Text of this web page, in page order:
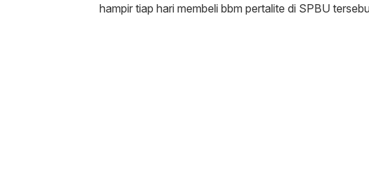
hampir tiap hari membeli bbm pertalite di SPBU